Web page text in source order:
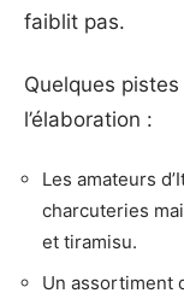
faiblit pas.
Quelques
l’élaboration :
Les amateurs
charcuteries
et tiramisu.
Un assortiment